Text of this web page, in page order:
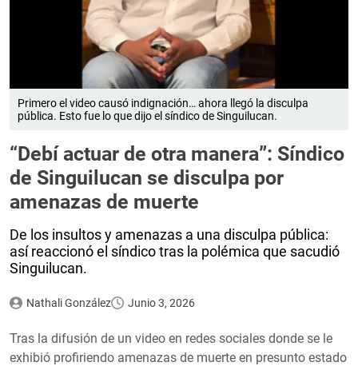
Primero el video causó indignación… ahora llegó la disculpa
pública. Esto fue lo que dijo el síndico de Singuilucan.
“Debí actuar de otra manera”: Síndico
de Singuilucan se disculpa por
amenazas de muerte
De los insultos y amenazas a una disculpa pública:
así reaccionó el síndico tras la polémica que sacudió
Singuilucan.
Nathali González Junio 3, 2026
Tras la difusión de un video en redes sociales donde se le
exhibió profiriendo amenazas de muerte en presunto estado